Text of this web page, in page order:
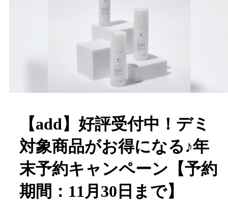
【add】好評受付中！デミ
対象商品がお得になる♪年
末予約キャンペーン【予約
期間：11月30日まで】